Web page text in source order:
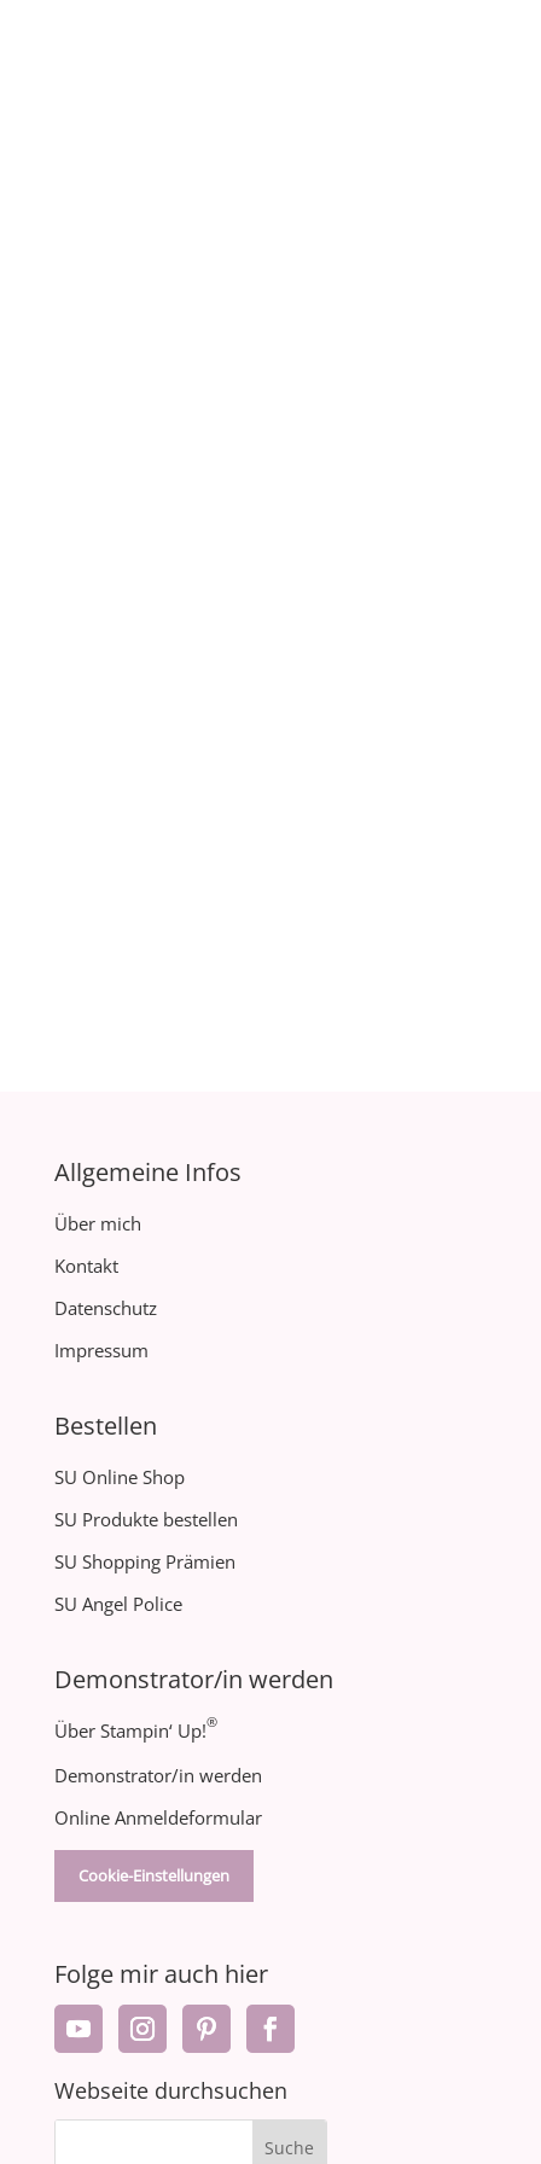
Allgemeine Infos
Über mich
Kontakt
Datenschutz
Impressum
Bestellen
SU Online Shop
SU Produkte bestellen
SU Shopping Prämien
SU Angel Police
Demonstrator/in werden
Über Stampin‘ Up!®
Demonstrator/in werden
Online Anmeldeformular
Cookie-Einstellungen
Folge mir auch hier
Webseite durchsuchen